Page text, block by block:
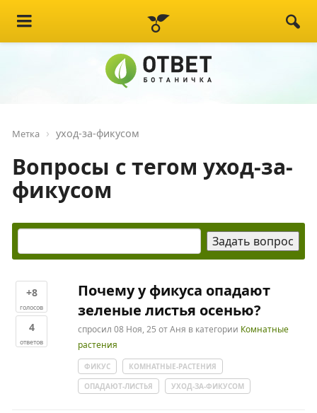
Метка уход-за-фикусом
Вопросы с тегом уход-за-
фикусом
+8
голосов
4
ответов
Почему у фикуса опадают
зеленые листья осенью?
спросил 08 Ноя, 25 отАня в категории Комнатные
растения
ФИКУС
КОМНАТНЫЕ-РАСТЕНИЯ
ОПАДАЮТ-ЛИСТЬЯ
УХОД-ЗА-ФИКУСОМ